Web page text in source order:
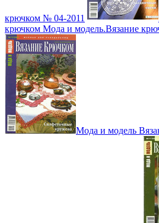
крючком № 04-2011
крючком Мода и модель.Вязание
Мода и модель